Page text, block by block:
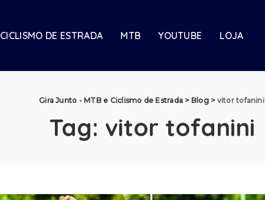
CICLISMO DE ESTRADA MTB YOUTUBE LOJA
Gira Junto - MTB e Ciclismo de Estrada > Blog> vitor tofanini
Tag: vitor tofanini